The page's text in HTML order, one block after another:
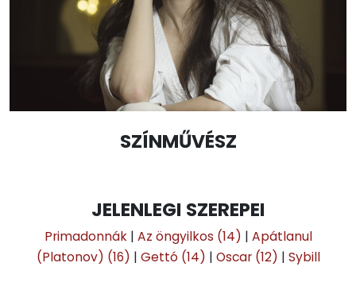
SZÍNMŰVÉSZ
JELENLEGI SZEREPEI
Primadonnák | Az öngyilkos (14) | Apátlanul
(Platonov) (16) | Gettó (14) | Oscar (12) | Sybill